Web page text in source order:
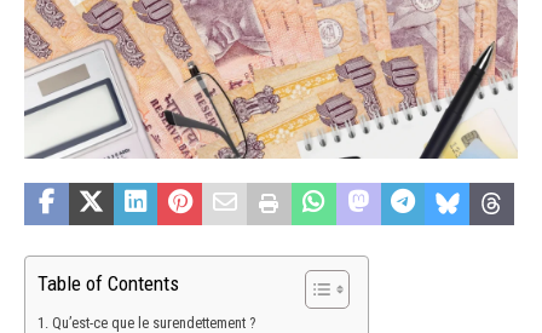
Table of Contents
Qu’est-ce que le surendettement ?